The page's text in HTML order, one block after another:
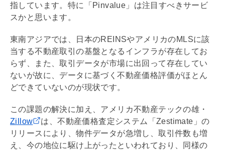
指しています。特に「Pinvalue」は注目すべきサービ
スかと思います。
東南アジアでは、日本のREINSやアメリカのMLSに該
当する不動産取引の基盤となるインフラが存在してお
らず、また、取引データが市場に出回って存在してい
ないが故に、データに基づく不動産価格評価がほとん
どできていないのが現状です。
この課題の解決に加え、アメリカ不動産テックの雄・
Zillow
は、不動産価格査定システム「Zestimate」の
リリースにより、物件データが急増し、取引件数も増
え、今の地位に駆け上がったといわれており、同様の